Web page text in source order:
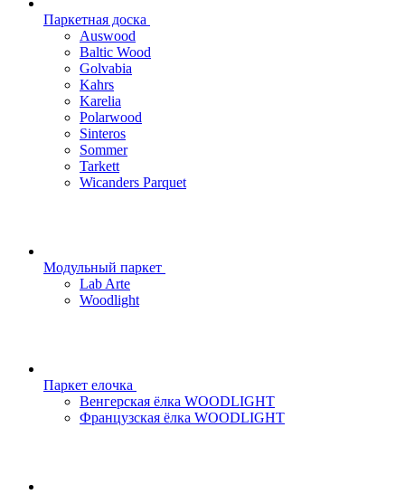
Паркетная доска
Auswood
Baltic Wood
Golvabia
Kahrs
Karelia
Polarwood
Sinteros
Sommer
Tarkett
Wicanders Parquet
Модульный паркет
Lab Arte
Woodlight
Паркет елочка
Венгерская ёлка WOODLIGHT
Французская ёлка WOODLIGHT